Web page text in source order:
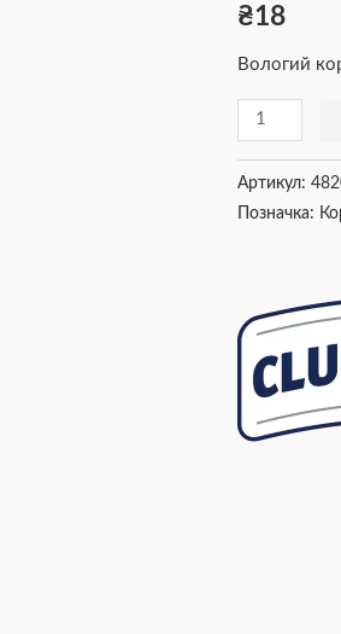
₴18
Вологий
Преміум,
100г
кількість
Артикул:
Позначка: